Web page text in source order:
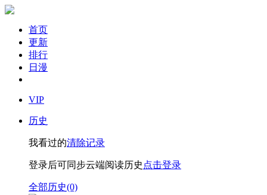
首页
更新
排行
日漫
VIP
历史
我看过的清除记录
登录后可同步云端阅读历史 点击登录
全部历史(0)